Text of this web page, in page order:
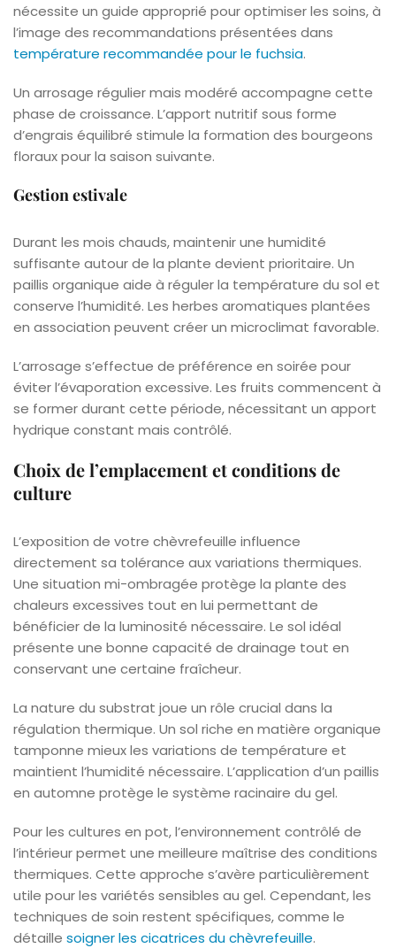
nécessite un guide approprié pour optimiser les soins, à
l’image des recommandations présentées dans
température recommandée pour le fuchsia.
Un arrosage régulier mais modéré accompagne cette
phase de croissance. L’apport nutritif sous forme
d’engrais équilibré stimule la formation des bourgeons
floraux pour la saison suivante.
Gestion estivale
Durant les mois chauds, maintenir une humidité
suffisante autour de la plante devient prioritaire. Un
paillis organique aide à réguler la température du sol et
conserve l’humidité. Les herbes aromatiques plantées
en association peuvent créer un microclimat favorable.
L’arrosage s’effectue de préférence en soirée pour
éviter l’évaporation excessive. Les fruits commencent à
se former durant cette période, nécessitant un apport
hydrique constant mais contrôlé.
Choix de l’emplacement et conditions de
culture
L’exposition de votre chèvrefeuille influence
directement sa tolérance aux variations thermiques.
Une situation mi-ombragée protège la plante des
chaleurs excessives tout en lui permettant de
bénéficier de la luminosité nécessaire. Le sol idéal
présente une bonne capacité de drainage tout en
conservant une certaine fraîcheur.
La nature du substrat joue un rôle crucial dans la
régulation thermique. Un sol riche en matière organique
tamponne mieux les variations de température et
maintient l’humidité nécessaire. L’application d’un paillis
en automne protège le système racinaire du gel.
Pour les cultures en pot, l’environnement contrôlé de
l’intérieur permet une meilleure maîtrise des conditions
thermiques. Cette approche s’avère particulièrement
utile pour les variétés sensibles au gel. Cependant, les
techniques de soin restent spécifiques, comme le
détaille soigner les cicatrices du chèvrefeuille.